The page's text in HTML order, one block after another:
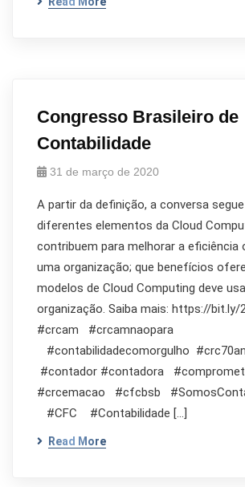
Congresso Brasileiro de
Contabilidade
31 de março de 2020
A partir da definição, a conversa
diferentes elementos da Cloud
contribuem para melhorar a eficiência
uma organização; que benefícios
modelos de Cloud Computing deve
organização. Saiba mais: https://bit.ly/
#crcam #crcamnaopara
#contabilidadecomorgulho
#contador #contadora
#crcemacao #cfcbsb
#CFC #Contabilidade […]
Read More